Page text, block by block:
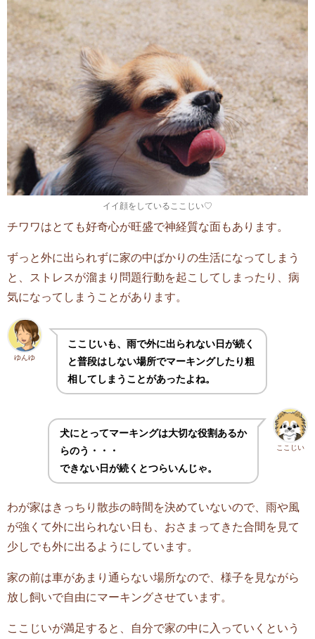
イイ顔をしているここじい♡
チワワはとても好奇心が旺盛で神経質な面もあります。
ずっと外に出られずに家の中ばかりの生活になってしまう
と、ストレスが溜まり問題行動を起こしてしまったり、病
気になってしまうことがあります。
ゆんゆ
ここじいも、雨で外に出られない日が続く
と普段はしない場所でマーキングしたり粗
相してしまうことがあったよね。
ここじい
犬にとってマーキングは大切な役割あるか
らのう・・・
できない日が続くとつらいんじゃ。
わが家はきっちり散歩の時間を決めていないので、雨や風
が強くて外に出られない日も、おさまってきた合間を見て
少しでも外に出るようにしています。
家の前は車があまり通らない場所なので、様子を見ながら
放し飼いで自由にマーキングさせています。
ここじいが満足すると、自分で家の中に入っていくという